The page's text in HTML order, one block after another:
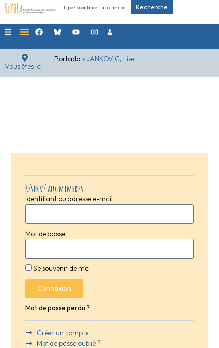
Recherche
Vous êtes ici :
Portada » JANKOVIC, Lise
Réservé aux membres
Identifiant ou adresse e-mail
Mot de passe
Se souvenir de moi
Connexion
Mot de passe perdu ?
Créer un compte
Mot de passe oublié ?